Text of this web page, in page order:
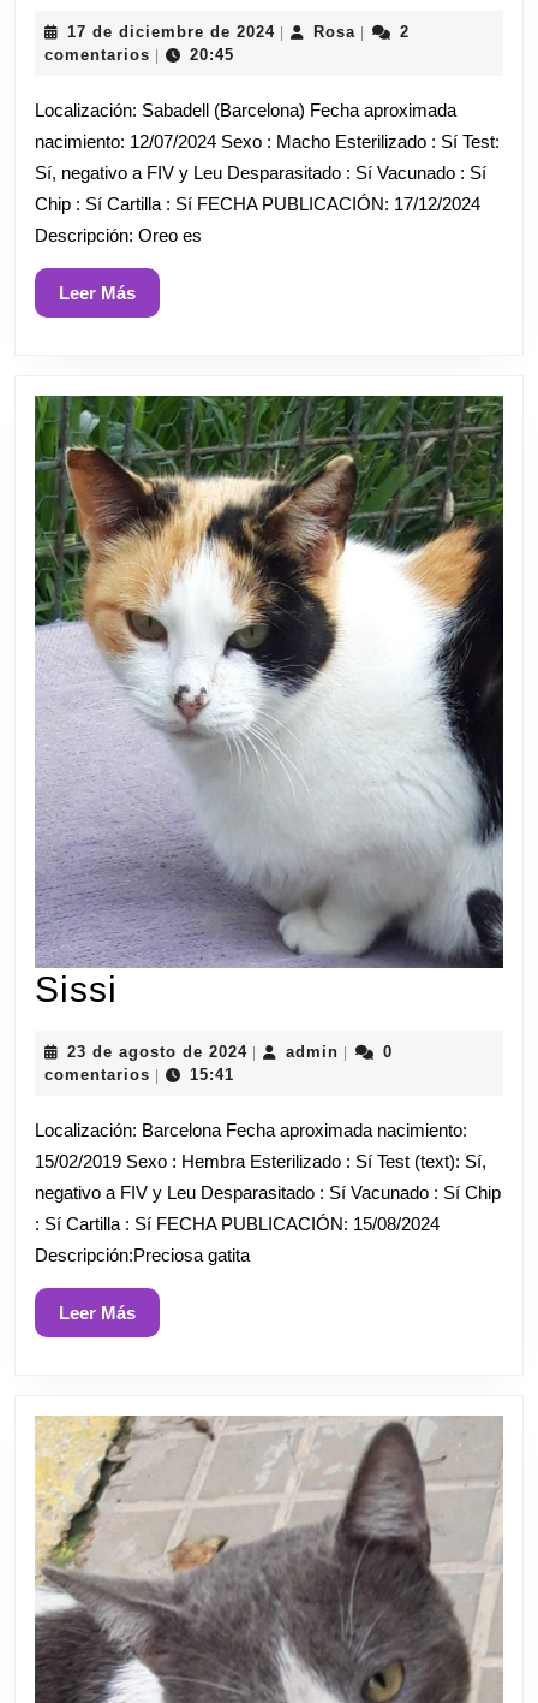
17 de diciembre de 202417
2024
Rosa Rosa 2
comentarios
20:45
Localización: Sabadell (Barcelona) Fecha aproximada
nacimiento: 12/07/2024 Sexo : Macho Esterilizado : Sí Test:
Sí, negativo a FIV y Leu Desparasitado : Sí Vacunado : Sí
Chip : Sí Cartilla : Sí FECHA PUBLICACIÓN: 17/12/2024
Descripción: Oreo es
Leer MásLeer
Más
Sissi
23 de agosto de 202423
de
2024
admin admin
0
comentarios
15:41
Localización: Barcelona Fecha aproximada nacimiento:
15/02/2019 Sexo : Hembra Esterilizado : Sí Test (text): Sí,
negativo a FIV y Leu Desparasitado : Sí Vacunado : Sí Chip
: Sí Cartilla : Sí FECHA PUBLICACIÓN: 15/08/2024
Descripción:Preciosa gatita
Leer MásLeer
Más